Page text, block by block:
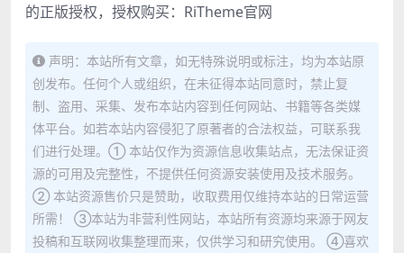
的正版授权，授权购买： RiTheme官网
声明：本站所有文章，如无特殊说明或标注，均为本站原
创发布。任何个人或组织，在未征得本站同意时，禁止复
制、盗用、采集、发布本站内容到任何网站、书籍等各类媒
体平台。如若本站内容侵犯了原著者的合法权益，可联系我
们进行处理。① 本站仅作为资源信息收集站点，无法保证资
源的可用及完整性，不提供任何资源安装使用及技术服务。
② 本站资源售价只是赞助，收取费用仅维持本站的日常运营
所需！ ③本站为非营利性网站，本站所有资源均来源于网友
投稿和互联网收集整理而来，仅供学习和研究使用。 ④喜欢